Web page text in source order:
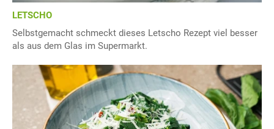
LETSCHO
Selbstgemacht schmeckt dieses Letscho Rezept viel besser
als aus dem Glas im Supermarkt.